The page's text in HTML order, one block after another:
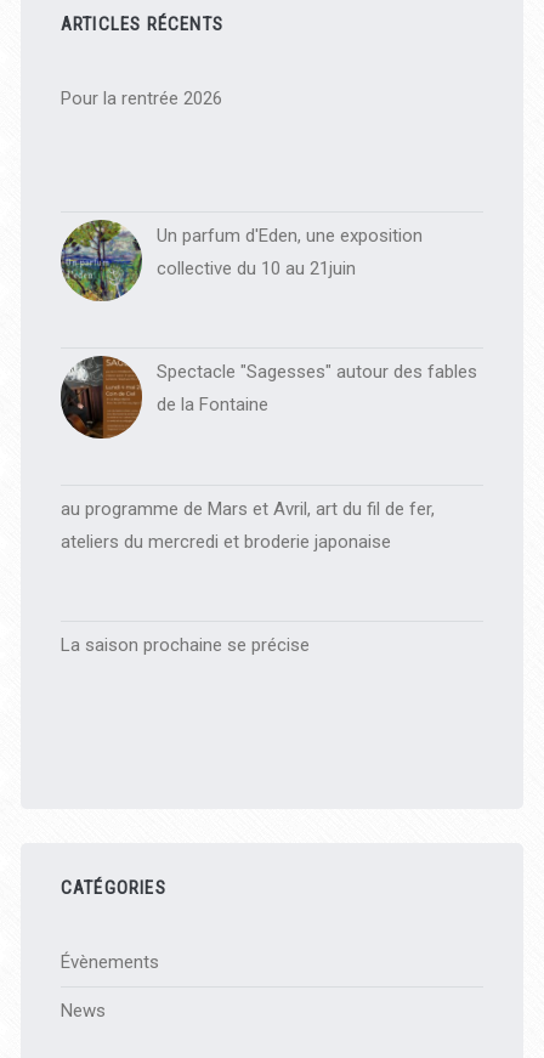
latérale
principale
ARTICLES RÉCENTS
Pour la rentrée 2026
Un parfum d'Eden, une exposition
collective du 10 au 21juin
Spectacle "Sagesses" autour des fables
de la Fontaine
au programme de Mars et Avril, art du fil de fer,
ateliers du mercredi et broderie japonaise
La saison prochaine se précise
CATÉGORIES
Évènements
News